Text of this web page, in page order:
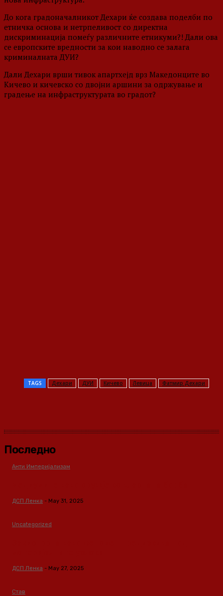
До кога градоначалникот Дехари ќе создава поделби по
етничка основа и нетрпеливост со директна
дискриминација помеѓу различните етникуми?! Дали ова
се европските вредности за кои наводно се залага
криминалната ДУИ?
Дали Дехари врши тивок апартхејд врз Македонците во
Кичево и кичевско со двојни аршини за одржување и
градење на инфраструктурата во градот?
TAGS Дехари ДУИ Кичево Левица Фатмир Дехари
Последно
Анти Империјализам
ДСП Ленка - May 31, 2025
Uncategorized
ДСП Ленка - May 27, 2025
Став